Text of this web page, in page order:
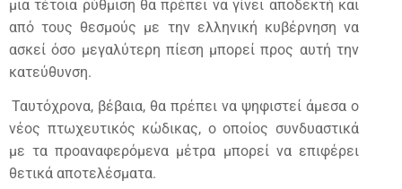
μια τέτοια ρύθμιση θα πρέπει να γίνει αποδεκτή και
από τους θεσμούς με την ελληνική κυβέρνηση να
ασκεί όσο μεγαλύτερη πίεση μπορεί προς αυτή την
κατεύθυνση.
Ταυτόχρονα, βέβαια, θα πρέπει να ψηφιστεί άμεσα ο
νέος πτωχευτικός κώδικας, ο οποίος συνδυαστικά
με τα προαναφερόμενα μέτρα μπορεί να επιφέρει
θετικά αποτελέσματα.